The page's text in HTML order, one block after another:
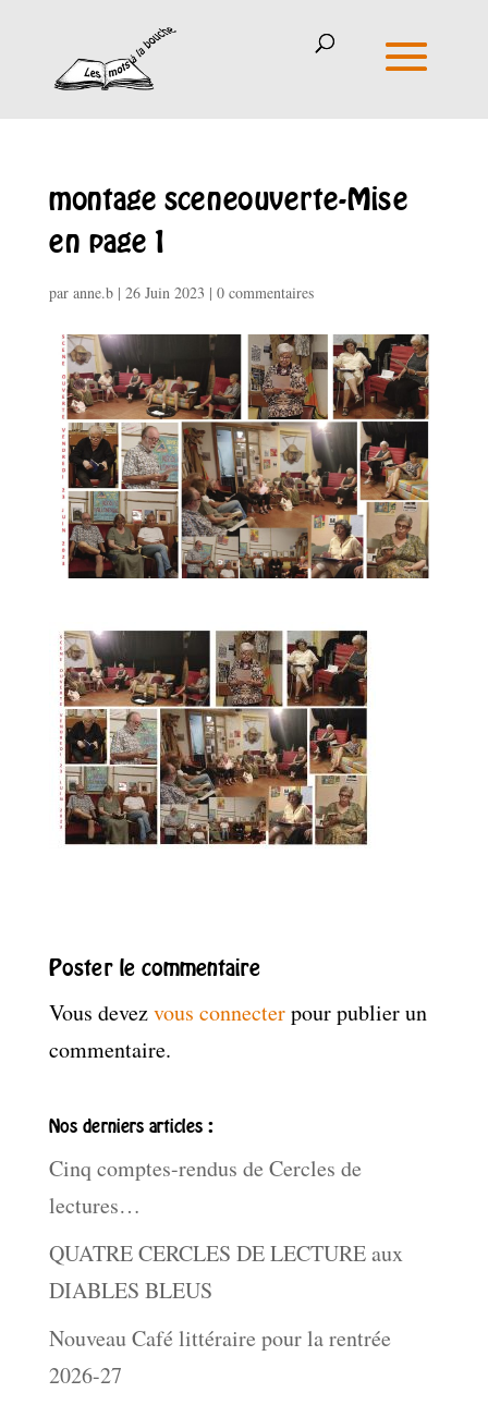
montage sceneouverte-Mise
en page 1
par anne.b| 26 Juin 2023 | 0 commentaires
Poster le commentaire
Vous devezvous connecterpour publier un
commentaire.
Nos derniers articles :
Cinq comptes-rendus de Cercles de
lectures…
QUATRE CERCLES DE LECTURE aux
DIABLES BLEUS
Nouveau Café littéraire pour la rentrée
2026-27